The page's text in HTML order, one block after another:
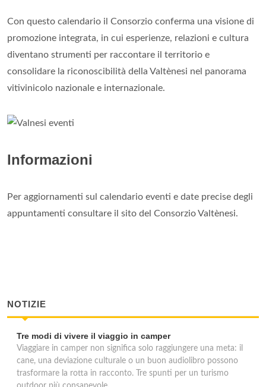
Con questo calendario il Consorzio conferma una visione di
promozione integrata, in cui esperienze, relazioni e cultura
diventano strumenti per raccontare il territorio e
consolidare la riconoscibilità della Valtènesi nel panorama
vitivinicolo nazionale e internazionale.
Informazioni
Per aggiornamenti sul calendario eventi e date precise degli
appuntamenti consultare il sito del Consorzio Valtènesi.
NOTIZIE
Tre modi di vivere il viaggio in camper
Viaggiare in camper non significa solo raggiungere una meta: il
cane, una deviazione culturale o un buon audiolibro possono
trasformare la rotta in racconto. Tre spunti per un turismo